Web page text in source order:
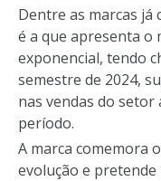
Dentre as marcas já
é a que apresenta o
exponencial, tendo
semestre de 2024,
nas vendas do
período.
A marca comemora
evolução e